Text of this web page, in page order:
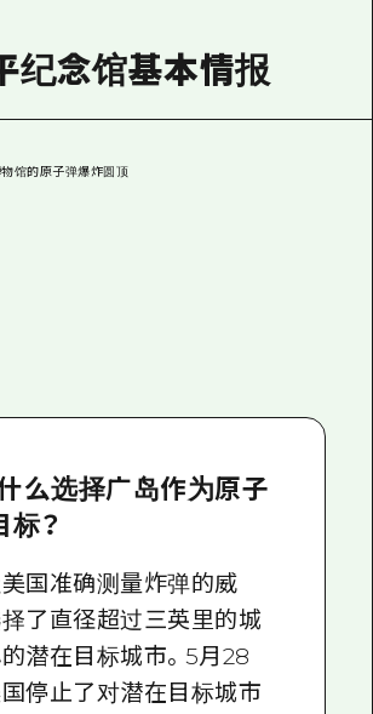
纪念馆基本情报
么选择广岛作为原子
标？
国准确测量炸弹的威
了直径超过三英里的城
潜在目标城市。5月28
国停止了对潜在目标城市